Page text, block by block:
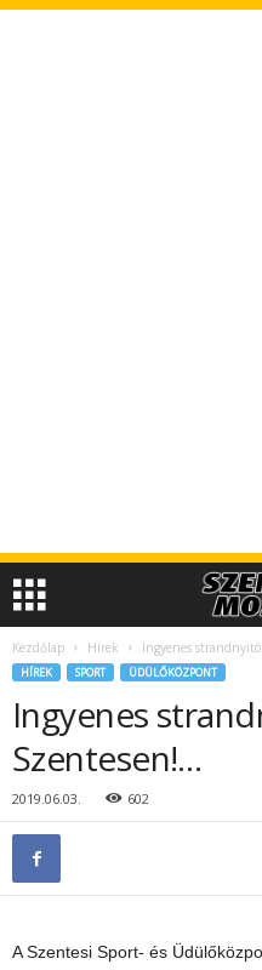
Kezdőlap Hírek Ingyenes
HÍREK SPORT ÜDÜLŐKÖZPONT
Ingyenes
Szentesen!…
2019.06.03. 602
A Szentesi Sport- és